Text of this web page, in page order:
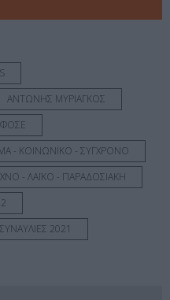
ΑΝΤΩΝΗΣ ΜΥΡΙΑΓΚΟΣ
- ΚΟΙΝΩΝΙΚΟ - ΣΥΓΧΡΟΝΟ
- ΛΑΪΚΟ - ΠΑΡΑΔΟΣΙΑΚΗ
ΣΥΝΑΥΛΙΕΣ 2021